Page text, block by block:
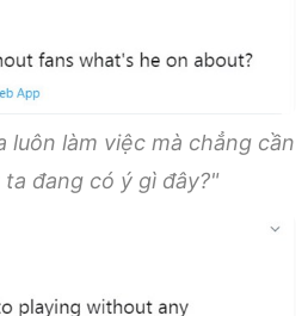
luôn làm việc mà chẳng cần
đang có ý gì đây?"